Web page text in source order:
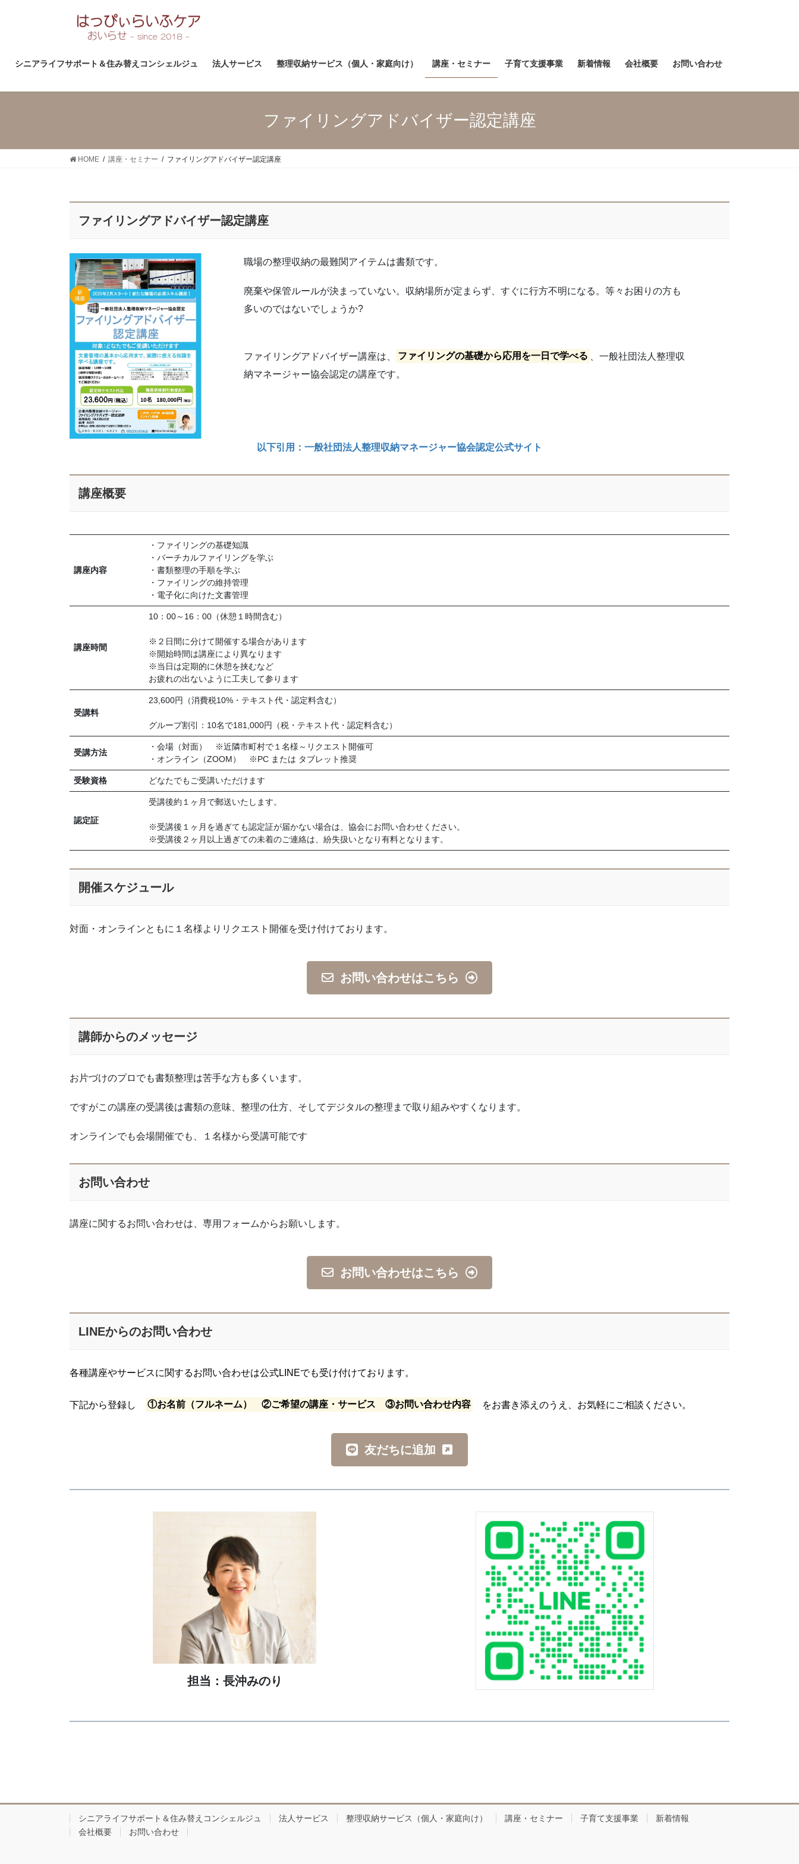
ス
ン
シニアライフサポート＆住み替えコンシェルジュ 法人サービス 整理収納サービス（個人・家庭向け） 講座・セミナー 子育て支援事業 新着情報 会社概要 お問い合わせ
ファイリングアドバイザー認定講座
HOME 講座・セミナー ファイリングアドバイザー認定講座
ファイリングアドバイザー認定講座
職場の整理収納の最難関アイテムは書類です。
廃棄や保管ルールが決まっていない。収納場所が定まらず、すぐに行方不明になる。等々お困りの方も
多いのではないでしょうか?
ファイリングアドバイザー講座は、 ファイリングの基礎から応用を一日で学べる
、一般社団法人整理収
納マネージャー協会認定の講座です。
以下引用：一般社団法人整理収納マネージャー協会認定公式サイト
講座概要
講座内容
・ファイリングの基礎知識
・バーチカルファイリングを学ぶ
・書類整理の手順を学ぶ
・ファイリングの維持管理
・電子化に向けた文書管理
講座時間
10：00～16：00（休憩１時間含む）
※２日間に分けて開催する場合があります
※開始時間は講座により異なります
※当日は定期的に休憩を挟むなど
お疲れの出ないように工夫して参ります
受講料
23,600円（消費税10%・テキスト代・認定料含む）
グループ割引：10名で181,000円（税・テキスト代・認定料含む）
受講方法
・会場（対面） ※近隣市町村で１名様～リクエスト開催可
・オンライン（ZOOM） ※PC または タブレット推奨
受験資格 どなたでもご受講いただけます
認定証
受講後約１ヶ月で郵送いたします。
※受講後１ヶ月を過ぎても認定証が届かない場合は、協会にお問い合わせください。
※受講後２ヶ月以上過ぎての未着のご連絡は、紛失扱いとなり有料となります。
開催スケジュール
対面・オンラインともに１名様よりリクエスト開催を受け付けております。
お問い合わせはこちら
講師からのメッセージ
お片づけのプロでも書類整理は苦手な方も多くいます。
ですがこの講座の受講後は書類の意味、整理の仕方、そしてデジタルの整理まで取り組みやすくなります。
オンラインでも会場開催でも、１名様から受講可能です
お問い合わせ
講座に関するお問い合わせは、専用フォームからお願いします。
お問い合わせはこちら
LINEからのお問い合わせ
各種講座やサービスに関するお問い合わせは公式LINEでも受け付けております。
下記から登録し ①お名前（フルネーム） ②ご希望の講座・サービス ③お問い合わせ内容 をお書き添えのうえ、お気軽にご相談ください。
友だちに追加
担当：長沖みのり
シニアライフサポート＆住み替えコンシェルジュ 法人サービス 整理収納サービス（個人・家庭向け） 講座・セミナー 子育て支援事業
新着情報
会社概要
お問い合わせ